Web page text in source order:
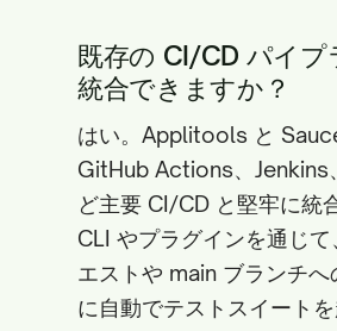
既存の CI/CD パイプ
統合できますか？
はい。Applitools と
GitHub Actions、Jenkins
ど主要 CI/CD と堅牢に統
CLI やプラグインを通じて
エストや main ブランチへ
に自動でテストスイート